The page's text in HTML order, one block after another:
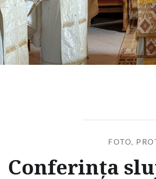
FOTO
Conferința